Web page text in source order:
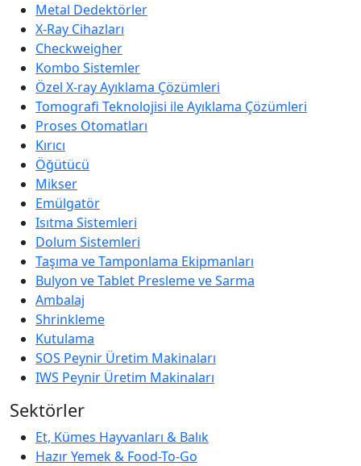
Metal Dedektörler
X-Ray Cihazları
Checkweigher
Kombo Sistemler
Özel X-ray Ayıklama Çözümleri
Tomografi Teknolojisi ile Ayıklama Çözümleri
Proses Otomatları
Kırıcı
Öğütücü
Mikser
Emülgatör
Isıtma Sistemleri
Dolum Sistemleri
Taşıma ve Tamponlama Ekipmanları
Bulyon ve Tablet Presleme ve Sarma
Ambalaj
Shrinkleme
Kutulama
SOS Peynir Üretim Makinaları
IWS Peynir Üretim Makinaları
Sektörler
Et, Kümes Hayvanları & Balık
Hazır Yemek & Food-To-Go